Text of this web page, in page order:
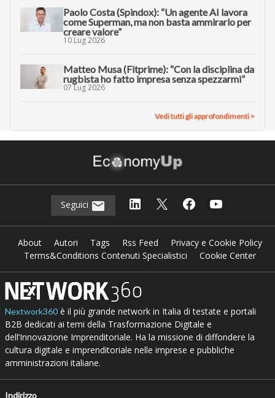
Paolo Costa (Spindox): “Un agente AI lavora
come Superman, ma non basta ammirarlo per
creare valore”
10 Lug 2026
Matteo Musa (Fitprime): “Con la disciplina da
rugbista ho fatto impresa senza spezzarmi”
07 Lug 2026
Vedi tutti gli approfondimenti >
Seguici
About Autori Tags Rss Feed
Privacy e Cookie Policy
Terms&Conditions Contenuti Specialistici
Cookie Center
Nextwork360è il più grande network in Italia di testate e portali
B2B dedicati ai temi della Trasformazione Digitale e
dell’Innovazione Imprenditoriale. Ha la missione di diffondere la
cultura digitale e imprenditoriale nelle imprese e pubbliche
amministrazioni italiane.
Indirizzo